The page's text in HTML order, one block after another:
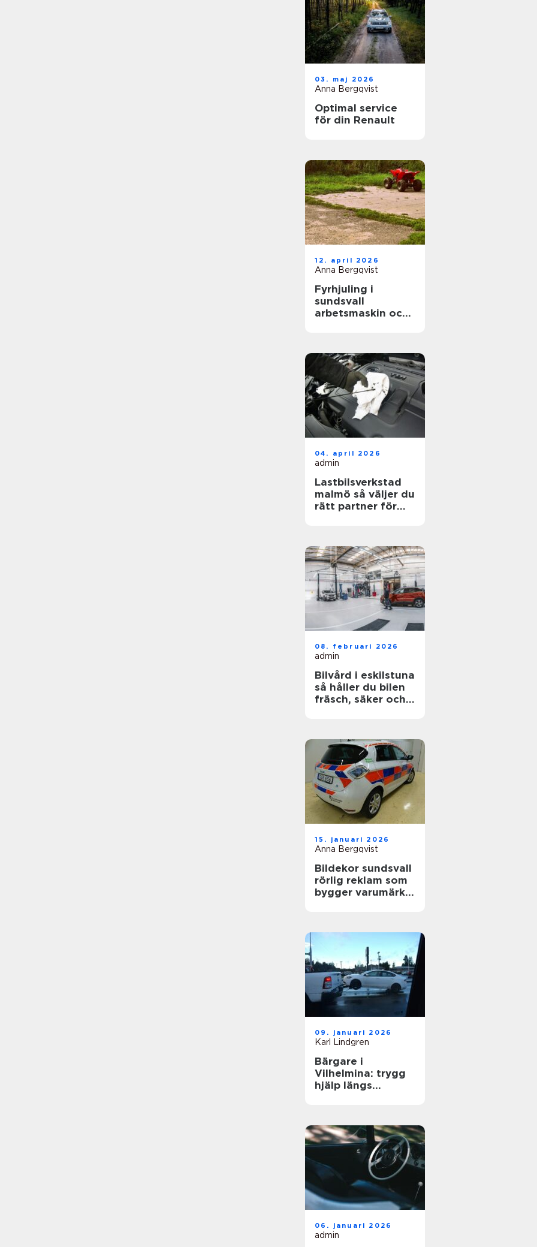
03. maj 2026
Anna Bergqvist
Optimal service
för din Renault
12. april 2026
Anna Bergqvist
Fyrhjuling i
sundsvall
arbetsmaskin och
04. april 2026
admin
Lastbilsverkstad
malmö så väljer du
rätt partner för
08. februari 2026
admin
Bilvård i eskilstuna
så håller du bilen
fräsch, säker och
15. januari 2026
Anna Bergqvist
Bildekor sundsvall
rörlig reklam som
bygger varumärke
09. januari 2026
Karl Lindgren
Bärgare i
Vilhelmina: trygg
hjälp längs
06. januari 2026
admin